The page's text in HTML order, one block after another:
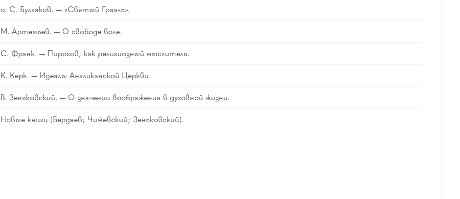
о. С. Булгаков. — «Святый Грааль».
М. Артемьев. — О свободе воле.
С. Франк. — Пирогов, как религиозный мыслитель.
К. Керк. — Идеалы Англиканской Церкви.
В. Зеньковский. — О значении воображения в духовной жизни.
Новые книги (Бердяев; Чижевский; Зеньковский).